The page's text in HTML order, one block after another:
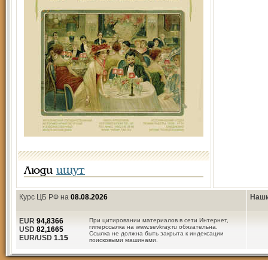
Люди ищут
Курс ЦБ РФ на 08.08.2026
При цитировании материалов в сети Интернет,
гиперссылка на www.sevkray.ru обязательна.
Ссылка не должна быть закрыта к индексации
поисковыми машинами.
EUR 94,8366
USD 82,1665
EUR/USD 1.15